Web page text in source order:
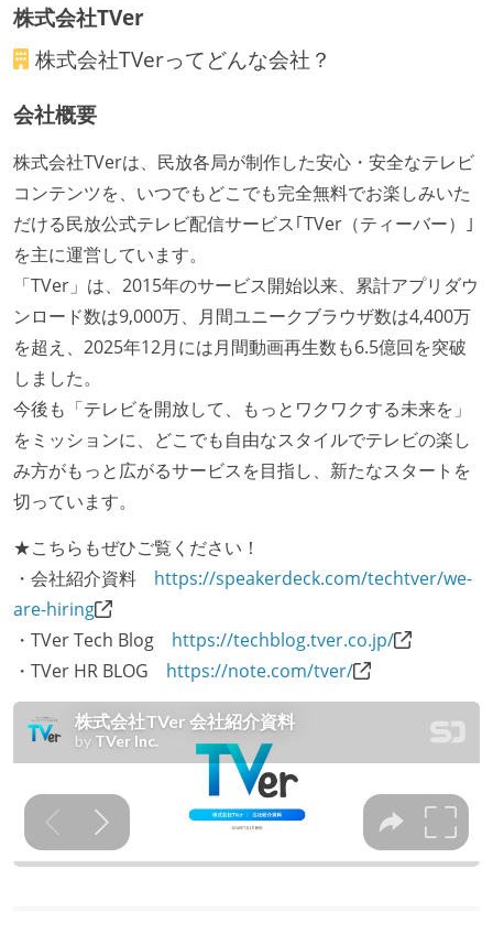
株式会社TVer
株式会社TVerってどんな会社？
会社概要
株式会社TVerは、民放各局が制作した安心・安全なテレビ
コンテンツを、いつでもどこでも完全無料でお楽しみいた
だける民放公式テレビ配信サービス｢TVer（ティーバー）｣
を主に運営しています。
「TVer」は、2015年のサービス開始以来、累計アプリダウ
ンロード数は9,000万、月間ユニークブラウザ数は4,400万
を超え、2025年12月には月間動画再生数も6.5億回を突破
しました。
今後も「テレビを開放して、もっとワクワクする未来を」
をミッションに、どこでも自由なスタイルでテレビの楽し
み方がもっと広がるサービスを目指し、新たなスタートを
切っています。
★こちらもぜひご覧ください！
・会社紹介資料 https://speakerdeck.com/techtver/we-
are-hiring
・TVer Tech Blog https://techblog.tver.co.jp/
・TVer HR BLOG https://note.com/tver/